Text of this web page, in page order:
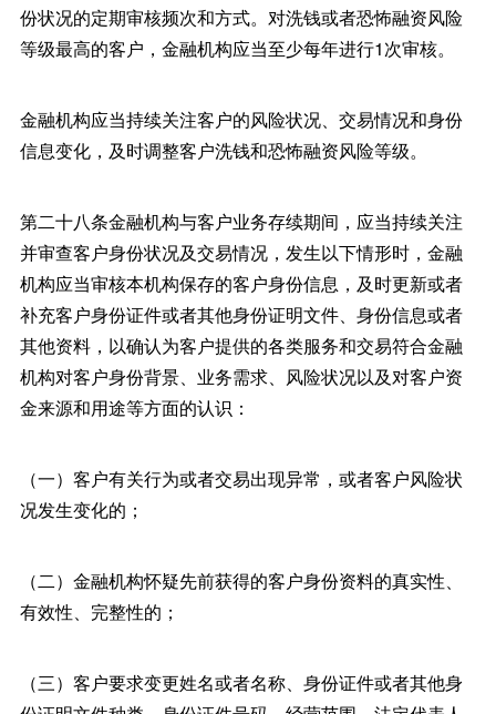
份状况的定期审核频次和方式。对洗钱或者恐怖融资风险
等级最高的客户，金融机构应当至少每年进行1次审核。
金融机构应当持续关注客户的风险状况、交易情况和身份
信息变化，及时调整客户洗钱和恐怖融资风险等级。
第二十八条金融机构与客户业务存续期间，应当持续关注
并审查客户身份状况及交易情况，发生以下情形时，金融
机构应当审核本机构保存的客户身份信息，及时更新或者
补充客户身份证件或者其他身份证明文件、身份信息或者
其他资料，以确认为客户提供的各类服务和交易符合金融
机构对客户身份背景、业务需求、风险状况以及对客户资
金来源和用途等方面的认识：
（一）客户有关行为或者交易出现异常，或者客户风险状
况发生变化的；
（二）金融机构怀疑先前获得的客户身份资料的真实性、
有效性、完整性的；
（三）客户要求变更姓名或者名称、身份证件或者其他身